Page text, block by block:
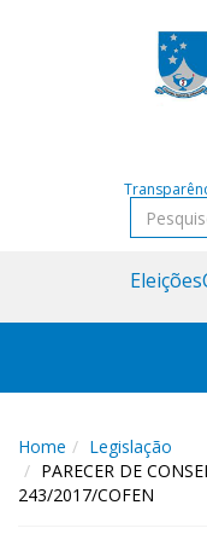
Pesquisar
Eleições
Home
Legislação
PARECER DE
243/2017/COFEN